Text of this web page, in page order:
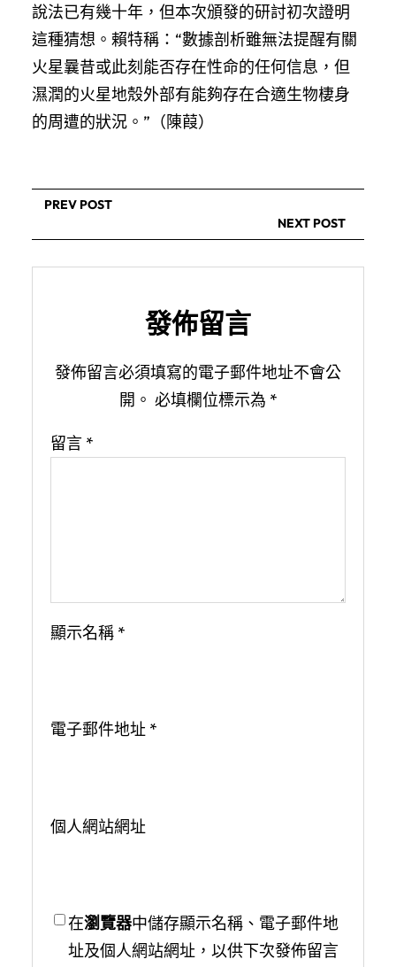
說法已有幾十年，但本次頒發的研討初次證明
這種猜想。賴特稱：“數據剖析雖無法提醒有關
火星曩昔或此刻能否存在性命的任何信息，但
濕潤的火星地殼外部有能夠存在合適生物棲身
的周遭的狀況。”（陳葭）
PREV POST
NEXT POST
發佈留言
發佈留言必須填寫的電子郵件地址不會公
開。 必填欄位標示為 *
留言 *
顯示名稱 *
電子郵件地址 *
個人網站網址
在瀏覽器中儲存顯示名稱、電子郵件地
址及個人網站網址，以供下次發佈留言